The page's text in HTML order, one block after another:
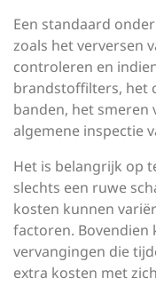
Een standaard
zoals het verversen
controleren en
brandstoffilters, het
banden, het smeren
algemene inspectie
Het is belangrijk op
slechts een ruwe
kosten kunnen
factoren.
vervangingen die
extra kosten met